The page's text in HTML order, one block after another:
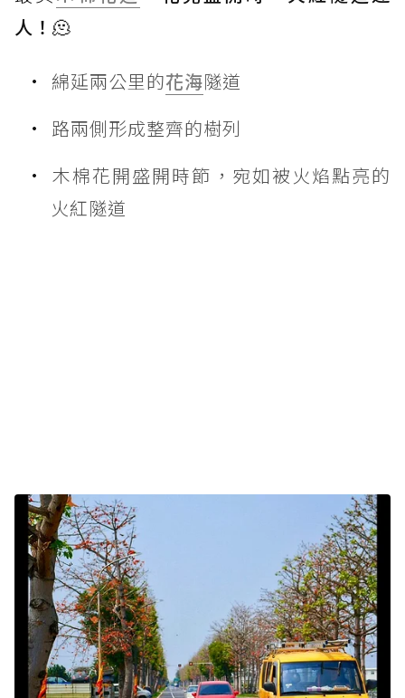
人！🫠
綿延兩公里的花海隧道
路兩側形成整齊的樹列
木棉花開盛開時節，宛如被火焰點亮的
火紅隧道